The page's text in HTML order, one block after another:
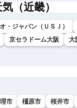
（近畿）
・ジャパン（ＵＳＪ）
京セラドーム大阪 大
市 橿原市 桜井市